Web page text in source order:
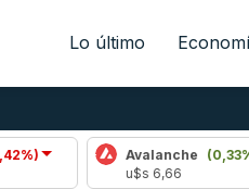
Lo último
Avalanche (0,33%)
u$s 6,66